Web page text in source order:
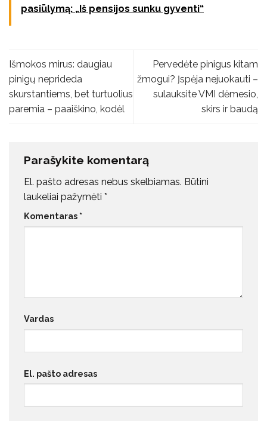
pasiūlymą: „Iš pensijos sunku gyventi“
Išmokos mirus: daugiau
pinigų neprideda
skurstantiems, bet turtuolius
paremia – paaiškino, kodėl
Pervedėte pinigus kitam
žmogui? Įspėja nejuokauti –
sulauksite VMI dėmesio,
skirs ir baudą
Parašykite komentarą
El. pašto adresas nebus skelbiamas. Būtini
laukeliai pažymėti *
Komentaras *
Vardas
El. pašto adresas